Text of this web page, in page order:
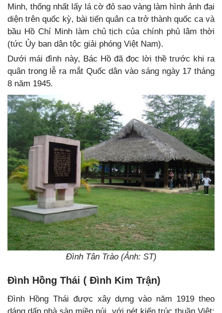
Minh, thống nhất lấy lá cờ đỏ sao vàng làm hình ảnh đại
diện trên quốc kỳ, bài tiến quân ca trở thành quốc ca và
bầu Hồ Chí Minh làm chủ tịch của chính phủ lâm thời
(tức Ủy ban dân tộc giải phóng Việt Nam).
Dưới mái đình này, Bác Hồ đã đọc lời thề trước khi ra
quân trong lễ ra mắt Quốc dân vào sáng ngày 17 tháng
8 năm 1945.
Đình Tân Trào (Ảnh: ST)
Đình Hồng Thái ( Đình Kim Trận)
Đình Hồng Thái được xây dựng vào năm 1919 theo